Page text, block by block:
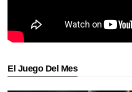
El Juego Del Mes